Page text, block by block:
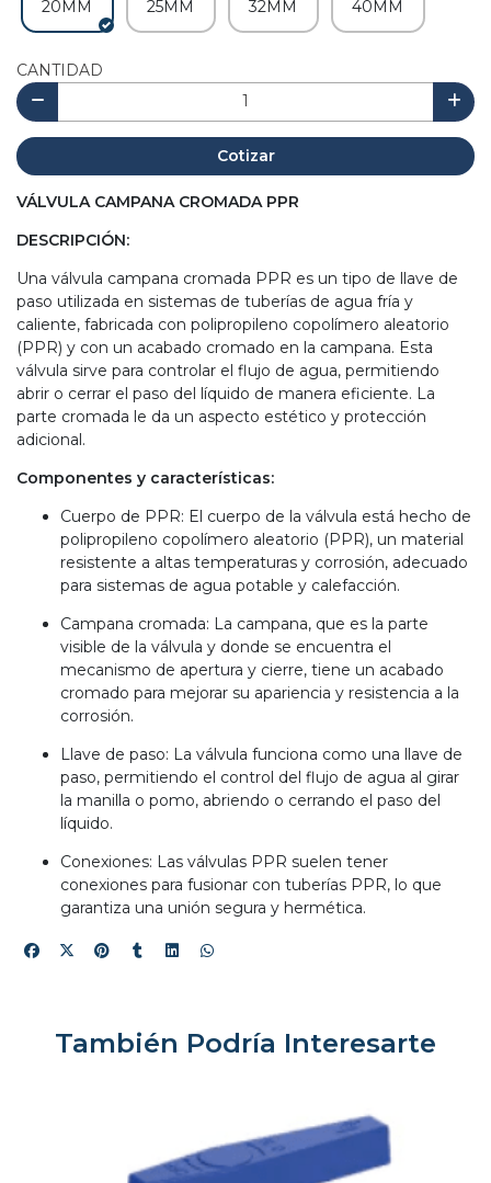
20MM 25MM 32MM 40MM
CANTIDAD
Cotizar
VÁLVULA CAMPANA CROMADA PPR
DESCRIPCIÓN:
Una válvula campana cromada PPR es un tipo de llave de
paso utilizada en sistemas de tuberías de agua fría y
caliente, fabricada con polipropileno copolímero aleatorio
(PPR) y con un acabado cromado en la campana. Esta
válvula sirve para controlar el flujo de agua, permitiendo
abrir o cerrar el paso del líquido de manera eficiente. La
parte cromada le da un aspecto estético y protección
adicional.
Componentes y características:
Cuerpo de PPR: El cuerpo de la válvula está hecho de
polipropileno copolímero aleatorio (PPR), un material
resistente a altas temperaturas y corrosión, adecuado
para sistemas de agua potable y calefacción.
Campana cromada: La campana, que es la parte
visible de la válvula y donde se encuentra el
mecanismo de apertura y cierre, tiene un acabado
cromado para mejorar su apariencia y resistencia a la
corrosión.
Llave de paso: La válvula funciona como una llave de
paso, permitiendo el control del flujo de agua al girar
la manilla o pomo, abriendo o cerrando el paso del
líquido.
Conexiones: Las válvulas PPR suelen tener
conexiones para fusionar con tuberías PPR, lo que
garantiza una unión segura y hermética.
También Podría Interesarte